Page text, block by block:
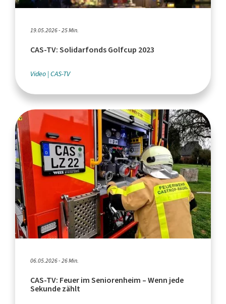
19.05.2026 - 25 Min.
CAS-TV: Solidarfonds Golfcup 2023
Video CAS-TV
06.05.2026 - 26 Min.
CAS-TV: Feuer im Seniorenheim – Wenn jede
Sekunde zählt